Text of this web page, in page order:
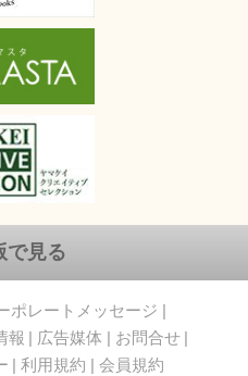
で見る
ポレートメッセージ
報 広告媒体
お問合せ
利用規約 会員規約